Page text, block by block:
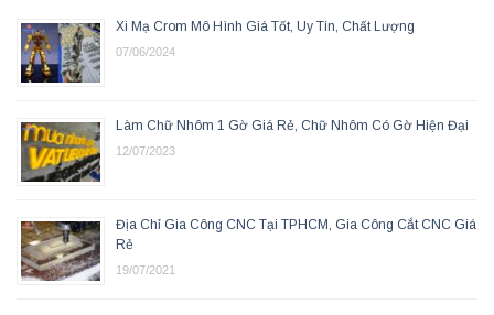
Xi Mạ Crom Mô Hình Giá Tốt, Uy Tín, Chất Lượng
07/06/2024
Làm Chữ Nhôm 1 Gờ Giá Rẻ, Chữ Nhôm Có Gờ Hiện Đại
12/07/2023
Địa Chỉ Gia Công CNC Tại TPHCM, Gia Công Cắt CNC Giá
Rẻ
19/07/2021